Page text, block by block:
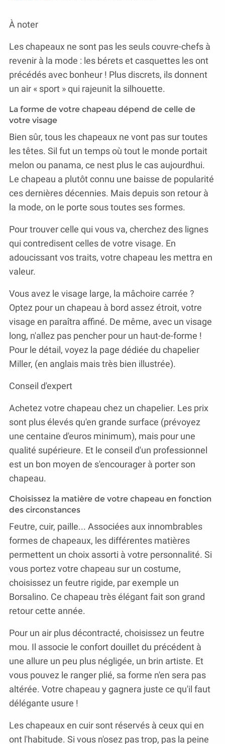
À noter
Les chapeaux ne sont pas les seuls couvre-chefs à
revenir à la mode : les bérets et casquettes les ont
précédés avec bonheur ! Plus discrets, ils donnent
un air « sport » qui rajeunit la silhouette.
La forme de votre chapeau dépend de celle de
votre visage
Bien sûr, tous les chapeaux ne vont pas sur toutes
les têtes. Sil fut un temps où tout le monde portait
melon ou panama, ce nest plus le cas aujourdhui.
Le chapeau a plutôt connu une baisse de popularité
ces dernières décennies. Mais depuis son retour à
la mode, on le porte sous toutes ses formes.
Pour trouver celle qui vous va, cherchez des lignes
qui contredisent celles de votre visage. En
adoucissant vos traits, votre chapeau les mettra en
valeur.
Vous avez le visage large, la mâchoire carrée ?
Optez pour un chapeau à bord assez étroit, votre
visage en paraîtra affiné. De même, avec un visage
long, n'allez pas pencher pour un haut-de-forme !
Pour le détail, voyez la page dédiée du chapelier
Miller, (en anglais mais très bien illustrée).
Conseil d'expert
Achetez votre chapeau chez un chapelier. Les prix
sont plus élevés qu'en grande surface (prévoyez
une centaine d'euros minimum), mais pour une
qualité supérieure. Et le conseil d'un professionnel
est un bon moyen de s'encourager à porter son
chapeau.
Choisissez la matière de votre chapeau en fonction
des circonstances
Feutre, cuir, paille... Associées aux innombrables
formes de chapeaux, les différentes matières
permettent un choix assorti à votre personnalité. Si
vous portez votre chapeau sur un costume,
choisissez un feutre rigide, par exemple un
Borsalino. Ce chapeau très élégant fait son grand
retour cette année.
Pour un air plus décontracté, choisissez un feutre
mou. Il associe le confort douillet du précédent à
une allure un peu plus négligée, un brin artiste. Et
vous pouvez le ranger plié, sa forme n'en sera pas
altérée. Votre chapeau y gagnera juste ce qu'il faut
délégante usure !
Les chapeaux en cuir sont réservés à ceux qui en
ont l'habitude. Si vous n'osez pas trop, pas la peine